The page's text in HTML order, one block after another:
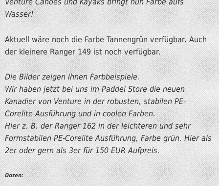
Wasser!
Aktuell wäre noch die Farbe Tannengrün verfügbar. Auch
der kleinere Ranger 149 ist noch verfügbar.
Die Bilder zeigen Ihnen Farbbeispiele.
Wir haben jetzt bei uns im Paddel Store die neuen
Kanadier von Venture in der robusten, stabilen PE-
Corelite Ausführung und in coolen Farben.
Hier z. B. der Ranger 162 in der leichteren und sehr
Formstabilen PE-Corelite Ausführung, Farbe grün. Hier als
2er oder gern als 3er für 150 EUR Aufpreis.
Daten: